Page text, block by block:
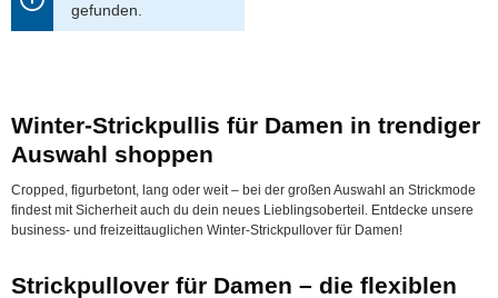
gefunden.
Winter-Strickpullis für Damen in trendiger
Auswahl shoppen
Cropped, figurbetont, lang oder weit – bei der großen Auswahl an Strickmode
findest mit Sicherheit auch du dein neues Lieblingsoberteil. Entdecke unsere
business- und freizeittauglichen Winter-Strickpullover für Damen!
Strickpullover für Damen – die flexiblen